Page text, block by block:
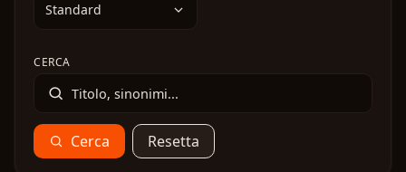
Standard
CERCA
Cerca Resetta